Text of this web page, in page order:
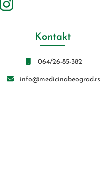
Kontakt
064/26-85-382
info@medicinabeograd.rs